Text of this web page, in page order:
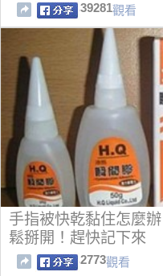
39281觀看
手指被快乾黏住怎麼
鬆掰開！趕快記下來
2773觀看